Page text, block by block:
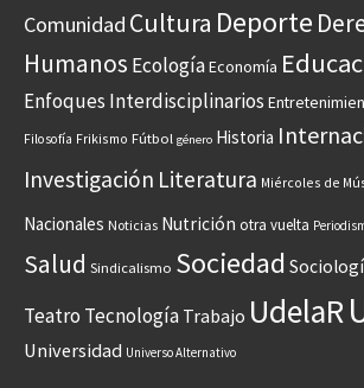
Comunidad Cultura Deporte
Humanos EcologíaEconomía
Enfoques Interdisciplinarios
Filosofía Frikismo Fútbol género Historia
Investigación Literatura Miércoles de
Nacionales Noticias Nutrición otra vuelta
Salud Sindicalismo Sociedad
Teatro Tecnología Trabajo UdelaR
Universidad Universo Alternativo